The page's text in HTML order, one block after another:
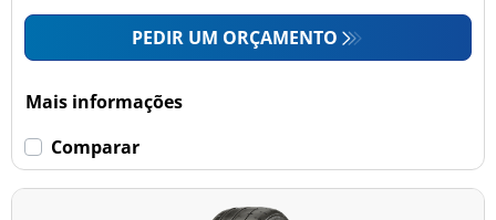
PEDIR UM ORÇAMENTO
Mais informações
Comparar